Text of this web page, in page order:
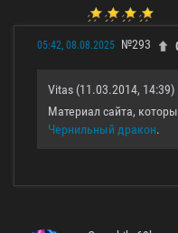
05:42, 08.08.2025 №293
Vitas (11.03.2014, 14:39)
Материал сайта,
Чернильный дракон.